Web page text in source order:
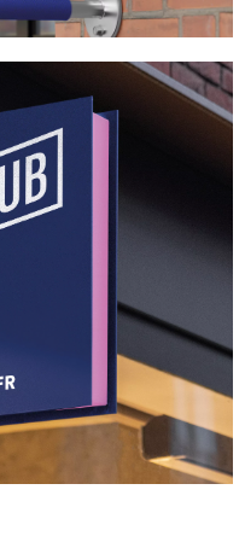
BÂCHES